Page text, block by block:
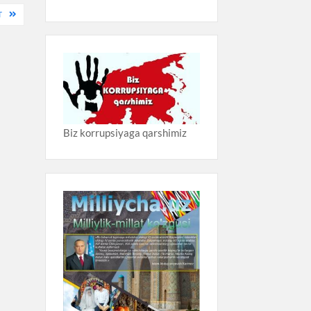
Biz korrupsiyaga qarshimiz